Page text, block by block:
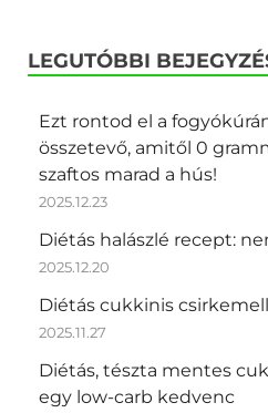
LEGUTÓBBI
Ezt rontod el a
összetevő, amitől 0
szaftos marad a hús!
2025.12.23
Diétás halászlé recept:
2025.12.20
Diétás cukkinis
2025.11.27
Diétás, tészta mentes
egy low-carb kedvenc